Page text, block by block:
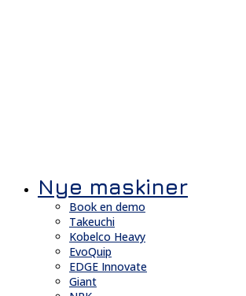
Nye maskiner
Book en demo
Takeuchi
Kobelco Heavy
EvoQuip
EDGE Innovate
Giant